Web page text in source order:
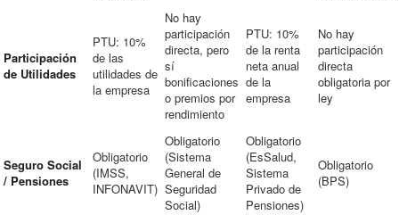
Participación
de Utilidades
PTU: 10%
de las
utilidades de
la empresa
No hay
participación
directa, pero
sí
bonificaciones
o premios por
rendimiento
PTU: 10%
de la renta
neta anual
de la
empresa
No hay
participación
directa
obligatoria por
ley
Seguro Social
/ Pensiones
Obligatorio
(IMSS,
INFONAVIT)
Obligatorio
(Sistema
General de
Seguridad
Social)
Obligatorio
(EsSalud,
Sistema
Privado de
Pensiones)
Obligatorio
(BPS)